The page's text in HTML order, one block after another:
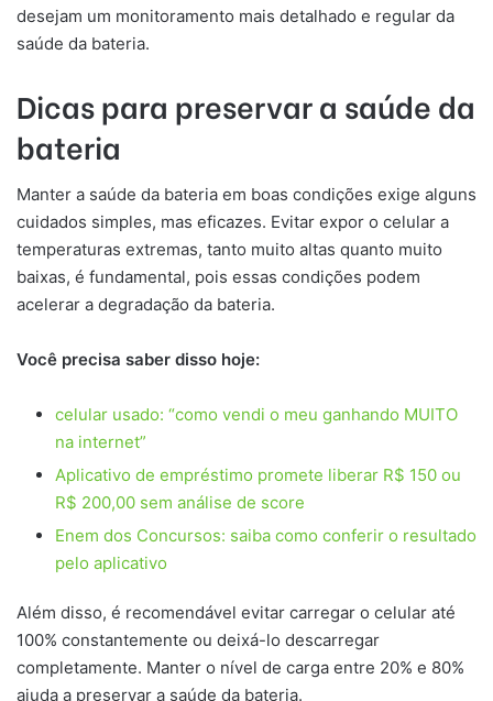
desejam um monitoramento mais detalhado e regular da
saúde da bateria.
Dicas para preservar a saúde da
bateria
Manter a saúde da bateria em boas condições exige alguns
cuidados simples, mas eficazes. Evitar expor o celular a
temperaturas extremas, tanto muito altas quanto muito
baixas, é fundamental, pois essas condições podem
acelerar a degradação da bateria.
Você precisa saber disso hoje:
celular usado: “como vendi o meu ganhando MUITO
na internet”
Aplicativo de empréstimo promete liberar R$ 150 ou
R$ 200,00 sem análise de score
Enem dos Concursos: saiba como conferir o resultado
pelo aplicativo
Além disso, é recomendável evitar carregar o celular até
100% constantemente ou deixá-lo descarregar
completamente. Manter o nível de carga entre 20% e 80%
ajuda a preservar a saúde da bateria.